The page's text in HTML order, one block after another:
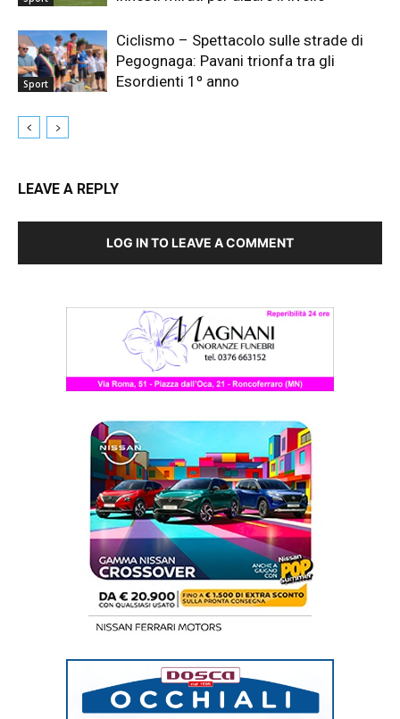
Sport
Ciclismo – Spettacolo sulle strade di
Pegognaga: Pavani trionfa tra gli
Esordienti 1º anno
LEAVE A REPLY
LOG IN TO LEAVE A COMMENT